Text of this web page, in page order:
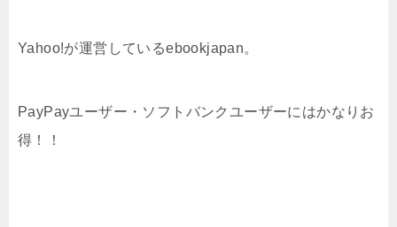
Yahoo!が運営しているebookjapan。
PayPayユーザー・ソフトバンクユーザーにはかなりお
得！！